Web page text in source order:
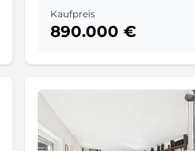
Kaufpreis
890.000 €